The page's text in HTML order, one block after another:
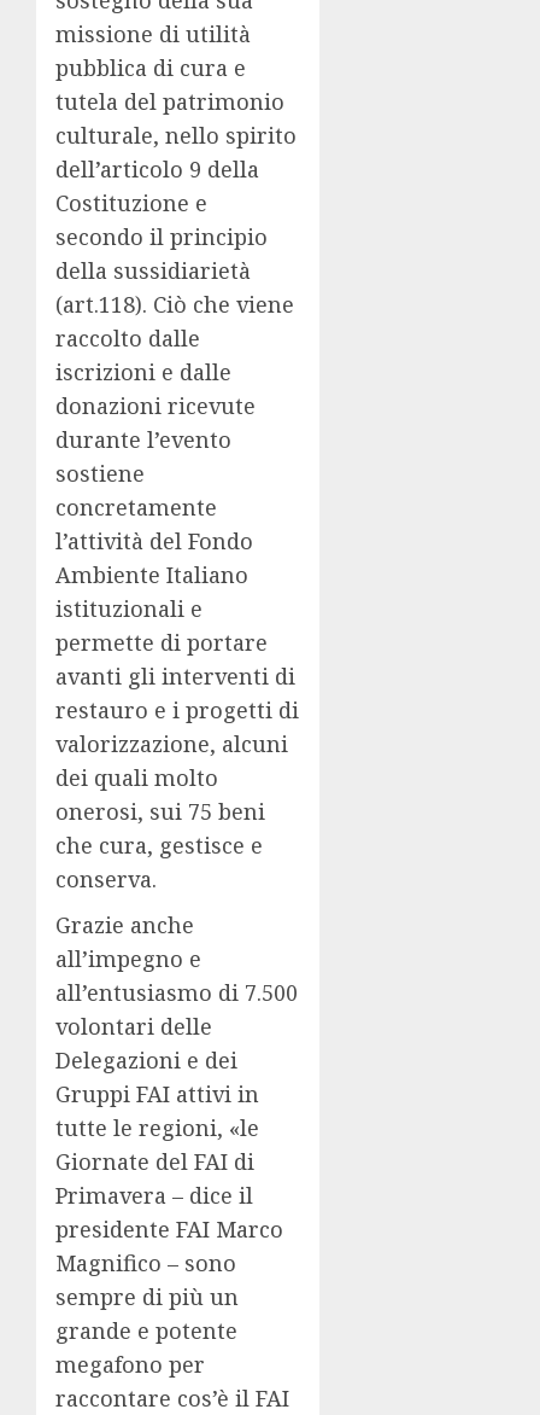
missione di utilità
pubblica di cura e
tutela del patrimonio
culturale, nello spirito
dell’articolo 9 della
Costituzione e
secondo il principio
della sussidiarietà
(art.118). Ciò che viene
raccolto dalle
iscrizioni e dalle
donazioni ricevute
durante l’evento
sostiene
concretamente
l’attività del Fondo
Ambiente Italiano
istituzionali e
permette di portare
avanti gli interventi di
restauro e i progetti di
valorizzazione, alcuni
dei quali molto
onerosi, sui 75 beni
che cura, gestisce e
conserva.
Grazie anche
all’impegno e
all’entusiasmo di 7.500
volontari delle
Delegazioni e dei
Gruppi FAI attivi in
tutte le regioni, «le
Giornate del FAI di
Primavera – dice il
presidente FAI Marco
Magnifico – sono
sempre di più un
grande e potente
megafono per
raccontare cos’è il FAI